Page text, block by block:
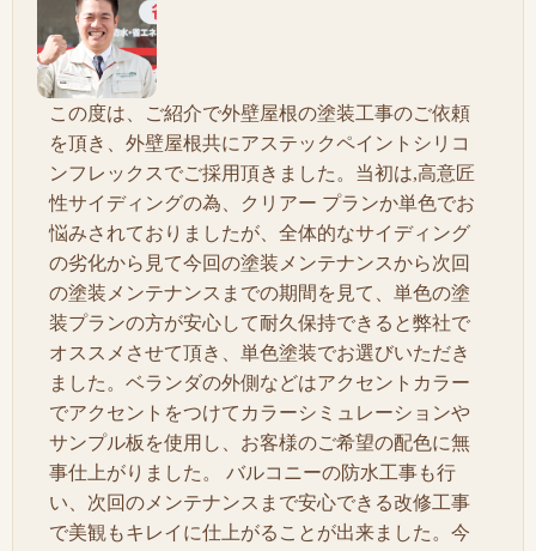
この度は、ご紹介で外壁屋根の塗装工事のご依頼
を頂き、外壁屋根共にアステックペイントシリコ
ンフレックスでご採用頂きました。当初は,高意匠
性サイディングの為、クリアー プランか単色でお
悩みされておりましたが、全体的なサイディング
の劣化から見て今回の塗装メンテナンスから次回
の塗装メンテナンスまでの期間を見て、単色の塗
装プランの方が安心して耐久保持できると弊社で
オススメさせて頂き、単色塗装でお選びいただき
ました。ベランダの外側などはアクセントカラー
でアクセントをつけてカラーシミュレーションや
サンプル板を使用し、お客様のご希望の配色に無
事仕上がりました。 バルコニーの防水工事も行
い、次回のメンテナンスまで安心できる改修工事
で美観もキレイに仕上がることが出来ました。今